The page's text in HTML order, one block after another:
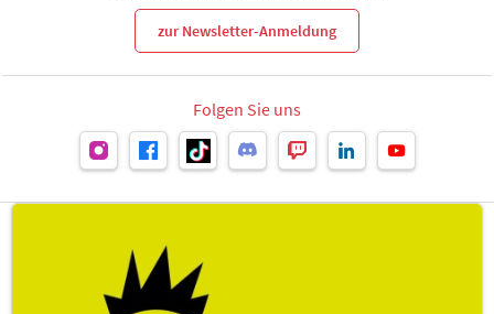
zur Newsletter-Anmeldung
Folgen Sie uns